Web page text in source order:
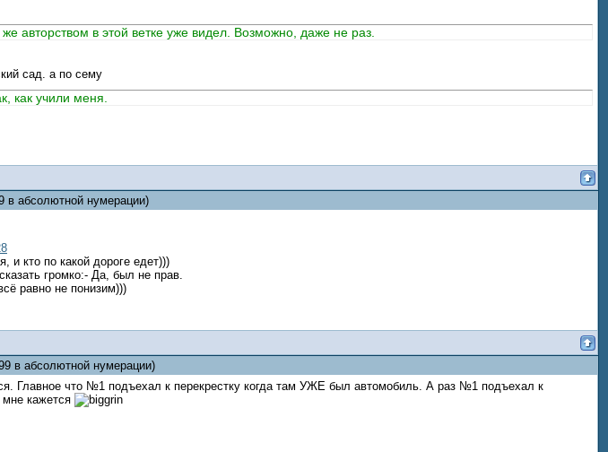
авторством в этой ветке уже видел. Возможно, даже не раз.
сад. а по сему
как учили меня.
в абсолютной нумерации)
и кто по какой дороге едет)))
громко:- Да, был не прав.
равно не понизим)))
в абсолютной нумерации)
Главное что №1 подъехал к перекрестку когда там УЖЕ был автомобиль. А раз №1 подъехал к
мне кажется